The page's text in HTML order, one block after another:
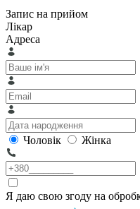
Запис на прийом
Лікар
Адреса
Чоловік Жінка
Я даю свою згоду на